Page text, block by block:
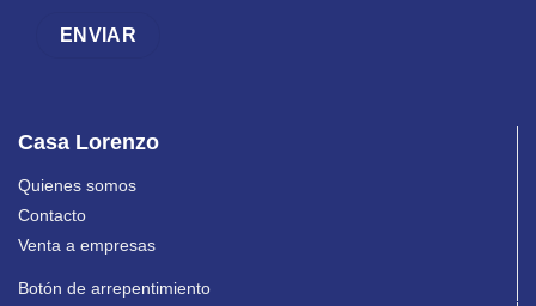
Casa Lorenzo
Quienes somos
Contacto
Venta a empresas
Botón de arrepentimiento